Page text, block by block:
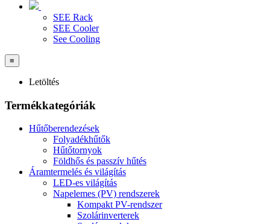
SEE Rack
SEE Cooler
See Cooling
≡
Letöltés
Termékkategóriák
Hűtőberendezések
Folyadékhűtők
Hűtőtornyok
Földhős és passzív hűtés
Áramtermelés és világítás
LED-es világítás
Napelemes (PV) rendszerek
Kompakt PV-rendszer
Szolárinverterek